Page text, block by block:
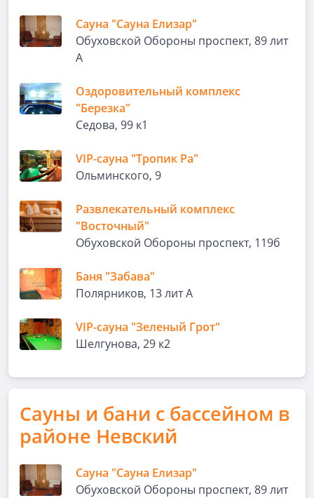
Сауна "Сауна Елизар"
Обуховской Обороны проспект, 89 лит
А
Оздоровительный комплекс
"Березка"
Седова, 99 к1
VIP-сауна "Тропик Ра"
Ольминского, 9
Развлекательный комплекс
"Восточный"
Обуховской Обороны проспект, 119б
Баня "Забава"
Полярников, 13 лит А
VIP-сауна "Зеленый Грот"
Шелгунова, 29 к2
Сауны и бани с бассейном в
районе Невский
Сауна "Сауна Елизар"
Обуховской Обороны проспект, 89 лит